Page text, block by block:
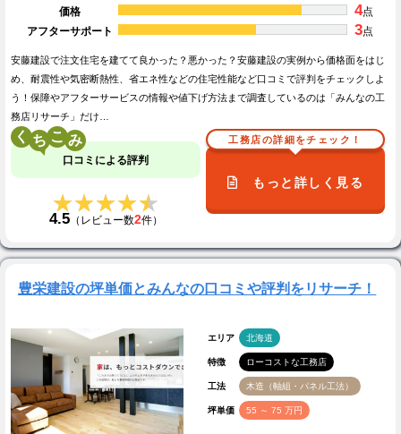
価格
4点
アフターサポート
3点
安藤建設で注文住宅を建てて良かった？悪かった？安藤建設の実例から価格面をはじ
め、耐震性や気密断熱性、省エネ性などの住宅性能など口コミで評判をチェックしよ
う！保障やアフターサービスの情報や値下げ方法まで調査しているのは「みんなの工
務店リサーチ」だけ…
く こ
口コミによる評判
★★★★★
★★★★★
4.5（レビュー数2件）
工務店の詳細をチェック！
もっと詳しく見る
豊栄建設の坪単価とみんなの口コミや評判をリサーチ！
エリア 北海道
特徴 ローコストな工務店
工法 木造（軸組・パネル工法）
坪単価 55 ～ 75 万円